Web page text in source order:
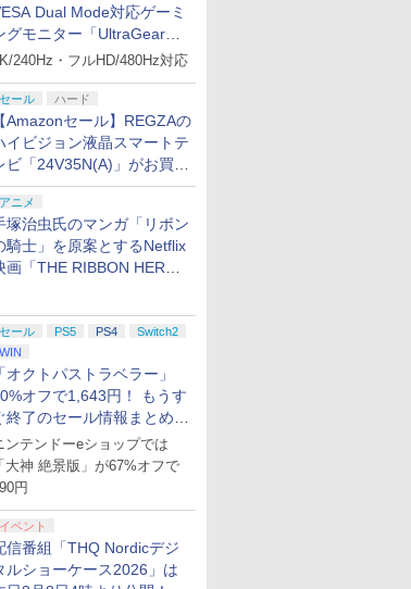
Dual Mode対応ゲーミ
グモニター「UltraGear
B」がお買い得！
240Hz・フルHD/480Hz対応
セール ハード
【Amazonセール】REGZAの
イビジョン液晶スマートテ
ビ「24V35N(A)」がお買い
！
アニメ
塚治虫氏のマンガ「リボン
騎士」を原案とするNetflix
画「THE RIBBON HERO
セール PS5 PS4
Switch2
WIN
「オクトパストラベラー」
オフで1,643円！ もうす
終了のセール情報まとめ
8月8日更新】
ンテンドーeショップでは
「大神 絶景版」が67%オフで
円
イベント
信番組「THQ Nordicデジ
ルショーケース2026」は